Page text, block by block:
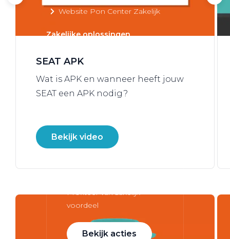
Website Pon Center Zakelijk
Zakelijke oplossingen
Berijdersinfo
Profiteer van zakelijk
voordeel
Bekijk acties
SEAT APK
Wat is APK en wanneer heeft jouw
SEAT een APK nodig?
Bekijk video